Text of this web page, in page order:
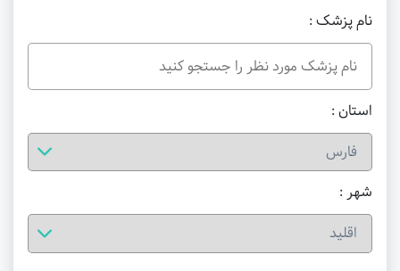
نام پزشک :
استان :
شهر :